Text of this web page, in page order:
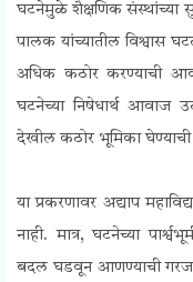
घटनेमुळे शैक्षणिक संस्थांच्या
पालक यांच्यातील विश्वास
अधिक कठोर करण्याची
घटनेच्या निषेधार्थ आवाज
देखील कठोर भूमिका
या प्रकरणावर अद्याप
नाही. मात्र, घटनेच्या
बदल घडवून आणण्याची गरज